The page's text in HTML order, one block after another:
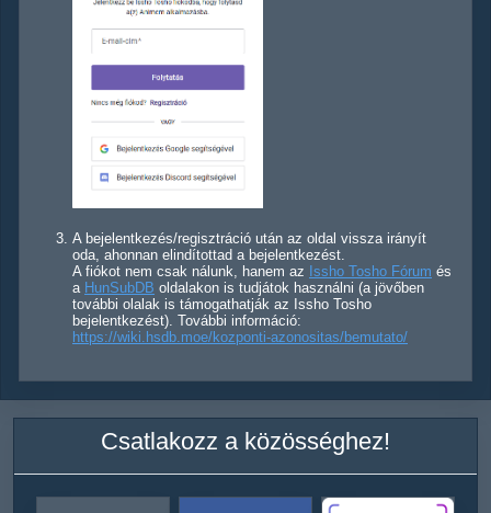
A bejelentkezés/regisztráció után az oldal vissza irányít
oda, ahonnan elindítottad a bejelentkezést.
A fiókot nem csak nálunk, hanem az Issho Tosho Fórum és
a HunSubDB oldalakon is tudjátok használni (a jövőben
további olalak is támogathatják az Issho Tosho
bejelentkezést). További információ:
https://wiki.hsdb.moe/kozponti-azonositas/bemutato/
Csatlakozz a közösséghez!